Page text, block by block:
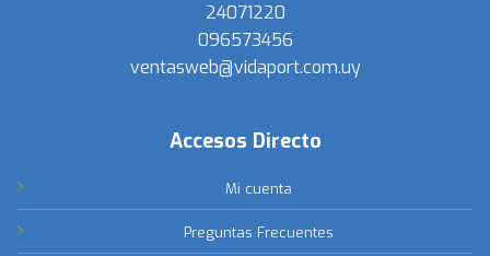
24071220
096573456
ventasweb@vidaport.com.uy
Accesos Directo
Mi cuenta
Preguntas Frecuentes